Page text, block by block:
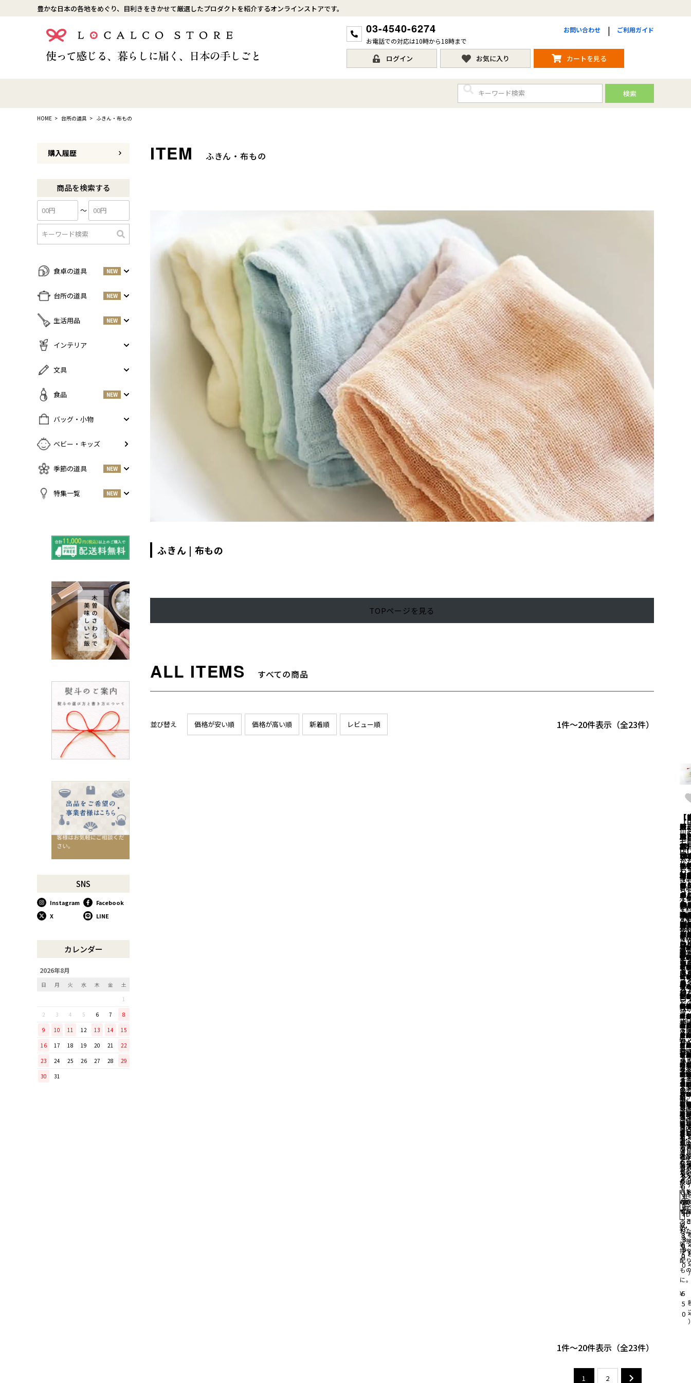
豊かな日本の各地をめぐり、目利きをきかせて厳選したプロダクトを紹介するオンラインストアです。
03-4540-6274
お電話での対応は10時から18時まで
お問い合わせ ご利用ガイド
ログイン お気に入り カートを見る
検索
HOME 台所の道具 ふきん・布もの
購入履歴
商品を検索する
〜
検
食卓の道具 NEW
すべての商品をみる
丼・小鉢
グラス・タンブラー
NEW
トレイ・コースター・鍋しき
お弁当グッズ
ポット・鉄瓶
台所の道具 NEW
すべての商品をみる
鍋・フライパン
NEW
調理器具
保存容器
その他キッチンツール
生活用品 NEW
すべての商品をみる
美容ケア
NEW
インテリア
すべての商品をみる
香・ろうそく
文具
すべての商品をみる
PCアクセサリー
食品 NEW
すべての商品を見る
コーヒー NEW
NEW
バッグ・小物
すべての商品をみる
名刺入れ・カードケース
ベビー・キッズ
季節の道具 NEW
すべての商品をみる
秋
特集一覧 NEW
よくある質問〈ほうき
全般〉
NEW
方
棕櫚箒と江戸箒の違い NEW
江戸箒の特徴 NEW
棕櫚箒の特徴 NEW
箒で見直す暮らしの基
準
NEW
ノスタルジックな肥前びーど
SUSgalleryと過ごす至福の時
千切りピーラーで仕込んでみ
星座マグでくつろぎのひとと
コーヒーミルで格別な1杯を
味わう
行平鍋があればたいていのこ
とは大丈夫。
馬毛歯ブラシがオススメな理
お祝い事に欠かせない「ミニ
使い込んで育てる道具、卵焼
き鍋
リンゴのための魅せるナイフ
『pomme』
「毎日納豆を食べていま
てほしい山只華陶苑の納豆鉢
調理から盛り付けまでこなす
「寿 菜箸」は、とても優秀
作所のペティナイフ「ゆり
ミニパンのお手入れ方法
ミニパン（大）で料理を楽し
SNS
Instagram
Facebook
X
LINE
カレンダー
2026年8月
日 月 火 水 木 金
土
1
2
3 4 5 6 7
8
9
10 11 12 13 14
15
16
17 18 19 20 21
22
23
24 25 26 27 28
29
30
31
ふきん・布もの
ふきん | 布もの
TOPページを見る
すべての商品
並び替え 価格が安い順 価格が高い順 新着順 レビュー順 23
1 -
20件表示
使
た
に
子
会
が
む
名
絵
『
な
こ
れ
だ
の
界
描
た
や
し
使
心
の
や
ふ
ん
【
川
七
店
ね
い
だ
か
織
き
ん/
お
け
ね
い
た
¥5
5
0
手
き
よ
な
あ
た
み
あ
「
ろ
縞
を
染
ま
た
【
川
七
店
「
描
の
合
の
か
織
き
よ
け
縞/
薄
墨
黄
紺
¥5
5
0
3世
で
さ
る
語
を
暮
し
道
と
て
【
川
七
店
11
き
ね
こ
こ
ま
ゃ
え
ん
き
ぎ
が
げ
た
わ
し
ワ
ピ
ス/
か
織
き
¥5
5
0
使
ほ
に
ん
り
つ
愛
し
猫
ち
暮
し
道
具
【
川
七
店
は
ゃ
き
ん/
ミ
ケ
ト
ラ
ク
/か
や
ふ
ん
¥1,
3
2
0
言
と
起
で
え
る
心
か
の
き
ん
ち
っ
し
ご
拶
配
も
に
【
川
七
店
ご
い
つ
き
ん/
お
話
な
ま
瓢
箪
ほ
の
持
で
梅
よ
し
お
い
ま
亀
¥5
5
0
抜
の
水
と
り
地
【
都
具
蚊
ふ
ん
¥5
5
0
「
く
を
地
く
日
の
ら
に
り
う
松
屋
仕
着
【
野
屋
22-
4
ャ
パ
ロ
グ/
シ
ー
エ
ロ
オ
ー
ブ/
黒
¥
00
税
〜
「
く
を
地
く
日
の
ら
に
り
う
松
屋
仕
着
【
野
屋
22-
6
野
の
っ
う
¥9,
7
9
0
「
く
を
地
く
日
の
ら
に
り
う
松
屋
仕
着
【
野
屋
22-
9
前
け
¥4,
2
9
0
伝
と
ス
ィ
ビ
ティ
が
合
た
日
を
る
晒
ク
ア
【
阪
府
堺/
さ
さ
和
ス
エ
ア
8枚
入
¥1,
8
7
0
伝
と
ス
ィ
ビ
ティ
が
合
た
日
を
る
晒
ク
ア
【
阪
府
堺/
さ
さ
和
ス
エ
ア/
8枚
入
¥7,
7
0
0
伝
の
と
代
利
性
融
し
た
日
を
か
す
和
ハ
ガ
【
阪
府
堺/
さ
さ
和
ハ
ガ
ー/
e/1
枚
け
¥1,
9
8
0
伝
の
と
代
利
性
融
し
た
日
を
か
す
和
ハ
ガ
【
阪
府
堺/
さ
さ
和
ハ
ガ
ー/
le/
枚
け
¥2,
3
1
0
伝
の
と
代
利
性
融
し
た
日
を
か
す
和
ハ
ガ
【
阪
府
堺/
さ
さ
和
ハ
ガ
ー
e/3
枚
け
¥5,
5
0
0
伝
技
と
代
便
さ
融
合
必
な
だ
カ
ト
て
え
和
ロ
ル
で
サ
テ
ブ
な
活
サ
ー
し
す。
【
阪
府
堺/
さ
さ
和
ロ
ル/
ミ
ン
な
¥2,
8
6
0
伝
技
と
代
便
さ
融
合
必
な
だ
カ
ト
て
え
和
ロ
ル
で
サ
テ
ブ
な
活
サ
ー
し
す。
【
阪
府
堺/
さ
さ
和
ロ
ル
ut
ミ
ン
あ
¥3,
3
0
0
和
ロ
ル
オ
ク
ス
ン
の
ッ
で
快
で
タ
リ
シ
な
ら
を
現
【
阪
府
堺/
さ
さ
和
ロ
ル
d/
晒
ー
付
¥8,
2
5
0
伝
の
が
む
新
い
い
地
和
ス
エ
で
日
を
っ
美
く
【
阪
府
堺/
さ
さ
和
ス
エ
ア
枚
¥8
8
0
「
の
物
し
ら
提
る
の
舗
良
川
商
花
ん
の
ト
ク
【
川
七
店
か
わ
さ
ち
ょ
て
ん
花
き
専
ギ
ト
ッ
ス
白
枚
在
庫
切
れ
¥3
3
0
「
の
物
し
ら
提
る
の
舗
良
川
商
花
ん
の
ト
ク
【
川
七
店
か
わ
さ
ち
ょ
て
ん
花
き
専
ギ
ト
ッ
ス
白
枚
在
庫
切
れ
¥3
8
5
23
1 -
20件表示
1 2